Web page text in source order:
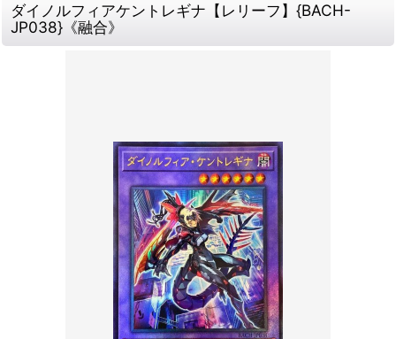
ダイノルフィアケントレギナ【レリーフ】{BACH-
JP038}《融合》